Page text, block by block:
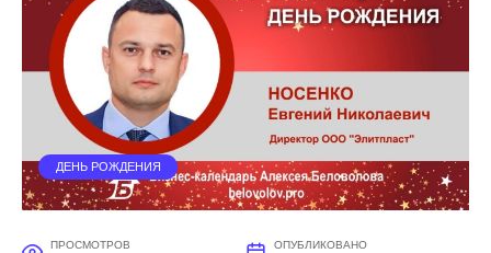
ДЕНЬ РОЖДЕНИЯ
ПРОСМОТРОВ ОПУБЛИКОВАНО